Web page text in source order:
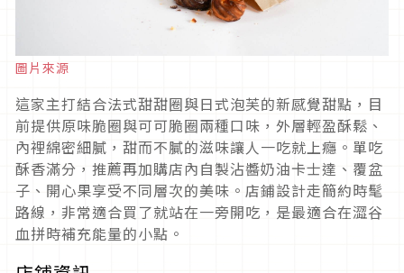
圖片來源
這家主打結合法式甜甜圈與日式泡芙的新感覺甜點，目
前提供原味脆圈與可可脆圈兩種口味，外層輕盈酥鬆、
內裡綿密細膩，甜而不膩的滋味讓人一吃就上癮。單吃
酥香滿分，推薦再加購店內自製沾醬奶油卡士達、覆盆
子、開心果享受不同層次的美味。店鋪設計走簡約時髦
路線，非常適合買了就站在一旁開吃，是最適合在澀谷
血拼時補充能量的小點。